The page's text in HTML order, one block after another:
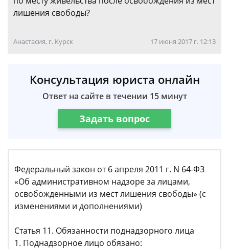
лишения свободы?
Анастасия, г. Курск 17 июня 2017 г. 12:13
Консультация юриста онлайн
Ответ на сайте в течении 15 минут
Задать вопрос
Федеральный закон от 6 апреля 2011 г. N 64-ФЗ
«Об административном надзоре за лицами,
освобожденными из мест лишения свободы» (с
изменениями и дополнениями)
Статья 11. Обязанности поднадзорного лица
1. Поднадзорное лицо обязано: